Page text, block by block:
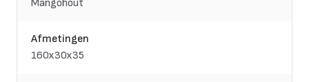
Mangohout
Afmetingen
160x30x35